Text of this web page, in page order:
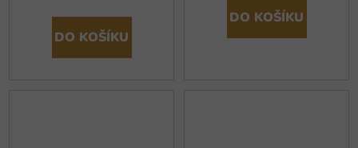
DO KOŠÍKU
DO KOŠÍKU